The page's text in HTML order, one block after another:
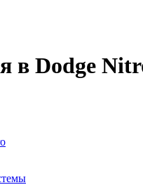
в Dodge